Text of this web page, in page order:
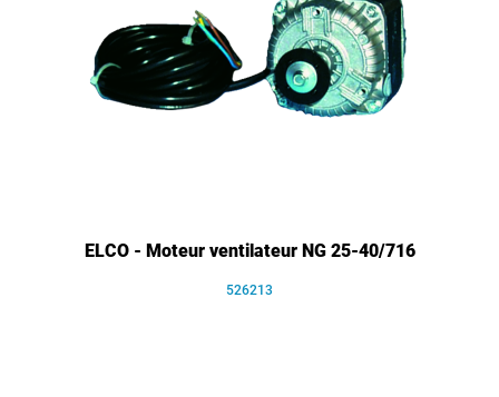
ELCO - Moteur ventilateur NG 25-40/716
526213